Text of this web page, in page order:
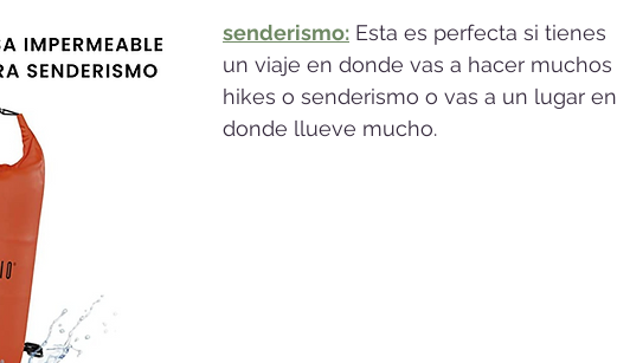
senderismo: Esta es perfecta si tienes
un viaje en donde vas a hacer muchos
hikes o senderismo o vas a un lugar en
donde llueve mucho.